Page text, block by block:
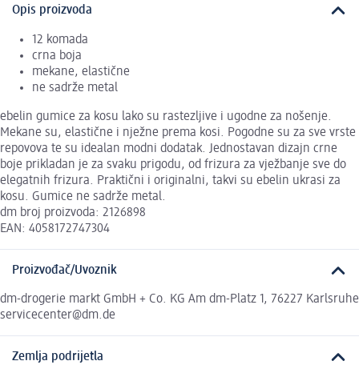
Opis proizvoda
12 komada
crna boja
mekane, elastične
ne sadrže metal
ebelin gumice za kosu lako su rastezljive i ugodne za nošenje.
Mekane su, elastične i nježne prema kosi. Pogodne su za sve vrste
repovova te su idealan modni dodatak. Jednostavan dizajn crne
boje prikladan je za svaku prigodu, od frizura za vježbanje sve do
elegatnih frizura. Praktični i originalni, takvi su ebelin ukrasi za
kosu. Gumice ne sadrže metal.
dm broj proizvoda: 2126898
EAN: 4058172747304
Proizvođač/Uvoznik
dm-drogerie markt GmbH + Co. KG Am dm-Platz 1, 76227 Karlsruhe
servicecenter@dm.de
Zemlja podrijetla